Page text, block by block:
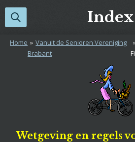
Ga
direct
de
hoofdinhoud
Index
Home » Vanuit de Senioren Vereniging
Brabant
Wetgeving en regels